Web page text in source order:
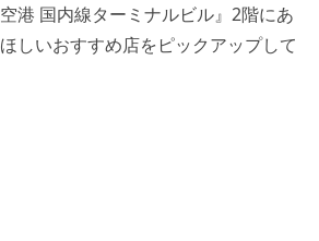
港 国内線ターミナルビル』2階にあ
しいおすすめ店をピックアップして